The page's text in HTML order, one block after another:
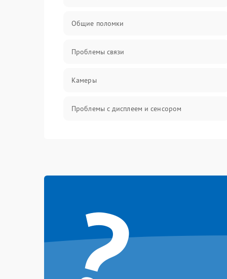
Общие поломки
Проблемы связи
Камеры
Проблемы с дисплеем и сенсором
аккумулятором